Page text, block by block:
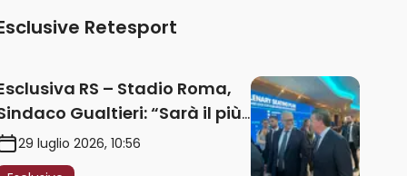
Retesport
RS – Stadio Roma,
Gualtieri: “Sarà il più
del mondo. Assoluta
politica. Prima pietra nel
29 luglio 2026, 10:56